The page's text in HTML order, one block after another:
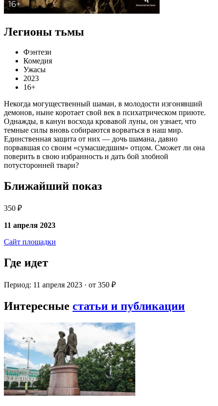
Легионы тьмы
Фэнтези
Комедия
Ужасы
2023
16+
Некогда могущественный шаман, в молодости изгонявший
демонов, ныне коротает свой век в психатрическом приюте.
Однажды, в канун восхода кровавой луны, он узнает, что
темные силы вновь собираются ворваться в наш мир.
Единственная защита от них — дочь шамана, давно
порвавшая со своим «сумасшедшим» отцом. Сможет ли она
поверить в свою избранность и дать бой злобной
потусторонней твари?
Ближайший показ
350 ₽
11 апреля 2023
Сайт площадки
Где идет
Период: 11 апреля 2023 · от 350 ₽
Интересные статьи и публикации